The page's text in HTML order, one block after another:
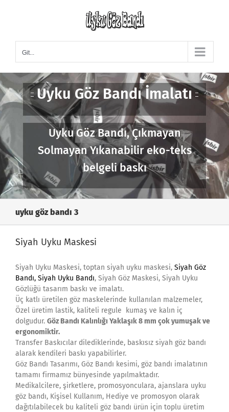
Git...
Uyku Göz Bandı İmalatı
Uyku Göz Bandı, Çıkmayan
Solmayan Yıkanabilir eko-teks
belgeli baskı
uyku göz bandı 3
Siyah Uyku Maskesi
Siyah Uyku Maskesi, toptan siyah uyku maskesi, Siyah Göz
Bandı, Siyah Uyku Bandı, Siyah Göz Maskesi, Siyah Uyku
Gözlüğü tasarım baskı ve imalatı.
Üç katlı üretilen göz maskelerinde kullanılan malzemeler,
Özel üretim lastik, kaliteli regule kumaş ve kalın iç
dolgudur. Göz Bandı Kalınlığı Yaklaşık 8 mm çok yumuşak ve
ergonomiktir.
Transfer Baskıcılar dilediklerinde, baskısız siyah göz bandı
alarak kendileri baskı yapabilirler.
Göz Bandı Tasarımı, Göz Bandı kesimi, göz bandı imalatının
tamamı firmamız bünyesinde yapılmaktadır.
Medikalcilere, şirketlere, promosyonculara, ajanslara uyku
göz bandı, Kişisel Kullanım, Hediye ve promosyon olarak
dağıtılabilecek bu kaliteli göz bandı ürün için toplu üretim